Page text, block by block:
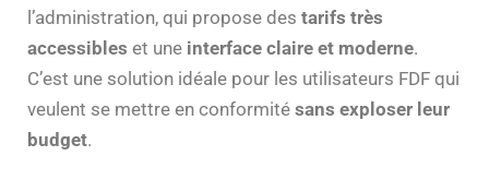
l’administration, qui propose des tarifs très
accessibles et une interface claire et moderne.
C’est une solution idéale pour les utilisateurs FDF qui
veulent se mettre en conformité sans exploser leur
budget.